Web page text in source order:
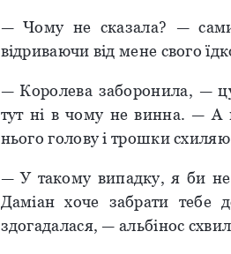
— Чому не сказала? —
відриваючи від мене свого
— Королева заборонила, —
тут ні в чому не винна. — А
нього голову і трошки схиляю
— У такому випадку, я би не
Даміан хоче забрати
здогадалася, — альбінос